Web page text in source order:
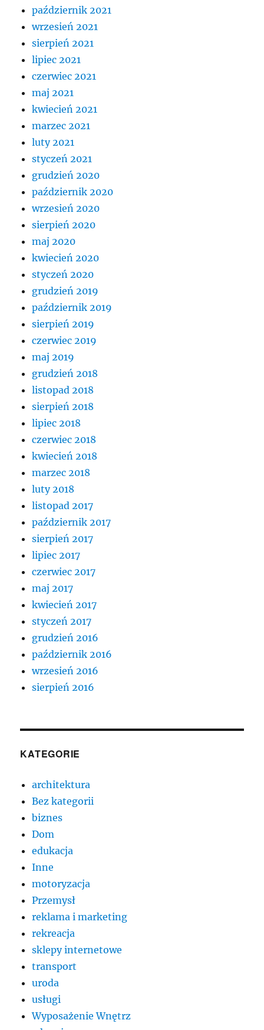
październik 2021
wrzesień 2021
sierpień 2021
lipiec 2021
czerwiec 2021
maj 2021
kwiecień 2021
marzec 2021
luty 2021
styczeń 2021
grudzień 2020
październik 2020
wrzesień 2020
sierpień 2020
maj 2020
kwiecień 2020
styczeń 2020
grudzień 2019
październik 2019
sierpień 2019
czerwiec 2019
maj 2019
grudzień 2018
listopad 2018
sierpień 2018
lipiec 2018
czerwiec 2018
kwiecień 2018
marzec 2018
luty 2018
listopad 2017
październik 2017
sierpień 2017
lipiec 2017
czerwiec 2017
maj 2017
kwiecień 2017
styczeń 2017
grudzień 2016
październik 2016
wrzesień 2016
sierpień 2016
KATEGORIE
architektura
Bez kategorii
biznes
Dom
edukacja
Inne
motoryzacja
Przemysł
reklama i marketing
rekreacja
sklepy internetowe
transport
uroda
usługi
Wyposażenie Wnętrz